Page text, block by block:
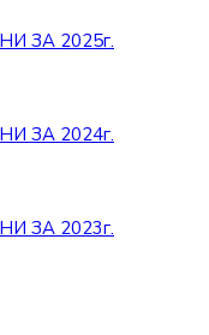
ЗА 2025г.
ЗА 2024г.
ЗА 2023г.